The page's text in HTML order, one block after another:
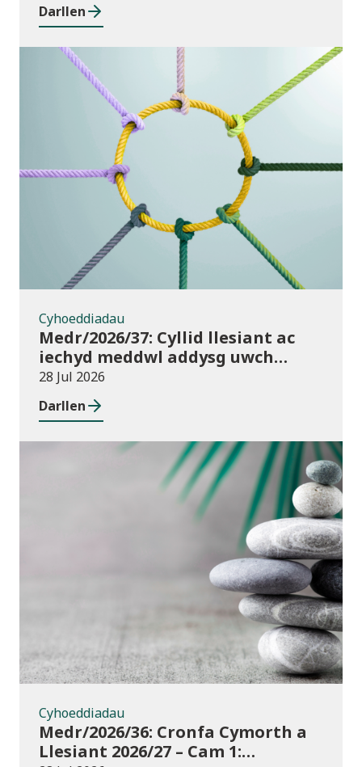
Darllen
Cyhoeddiadau
Cyhoeddiadau
Medr/2026/37: Cyllid llesiant ac
iechyd meddwl addysg uwch
2026/27
28 Jul 2026
Darllen
Cyhoeddiadau
Cyhoeddiadau
Medr/2026/36: Cronfa Cymorth a
Llesiant 2026/27 – Cam 1: